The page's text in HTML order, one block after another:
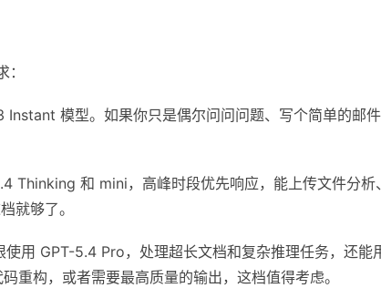
模型。如果你只是偶尔问问问题、写个简单的邮
和 mini，高峰时段优先响应，能上传文件分析、
就够了。
用 GPT-5.4 Pro，处理超长文档和复杂推理任务，还能
重构，或者需要最高质量的输出，这档值得考虑。